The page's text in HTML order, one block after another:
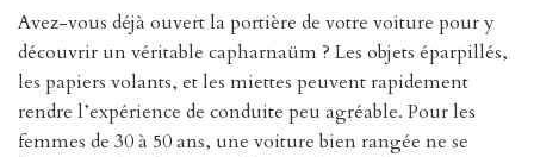
Avez-vous déjà ouvert la portière de votre voiture pour y
découvrir un véritable capharnaüm ? Les objets éparpillés,
les papiers volants, et les miettes peuvent rapidement
rendre l’expérience de conduite peu agréable. Pour les
femmes de 30 à 50 ans, une voiture bien rangée ne se